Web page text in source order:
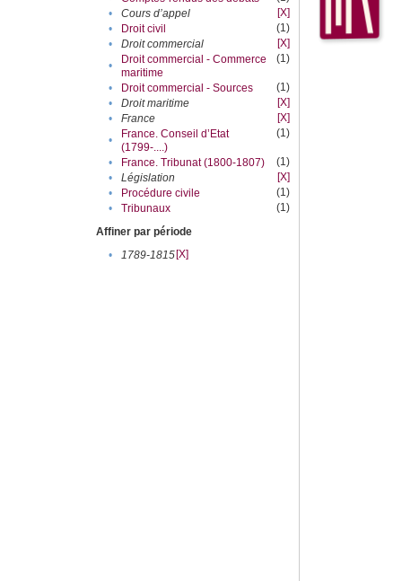
•
Cours d’appel
[X]
•
Droit civil
(1)
•
Droit commercial
[X]
•
Droit commercial - Commerce
maritime
(1)
• Droit commercial - Sources
(1)
•
Droit maritime
[X]
•
France
[X]
•
France. Conseil d’Etat
(1799-....)
(1)
• France. Tribunat (1800-1807)
(1)
•
Législation
[X]
•
Procédure civile
(1)
•
Tribunaux
(1)
Affiner par période
•
1789-1815[X]